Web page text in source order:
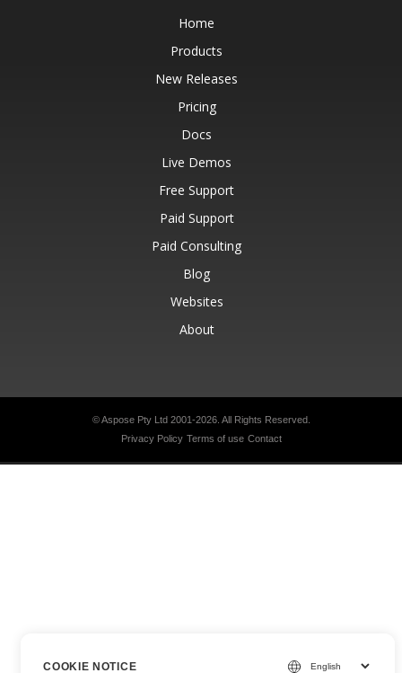
Home
Products
New Releases
Pricing
Docs
Live Demos
Free Support
Paid Support
Paid Consulting
Blog
Websites
About
© Aspose Pty Ltd 2001-2026. All Rights Reserved.
Privacy Policy Terms of use Contact
COOKIE NOTICE